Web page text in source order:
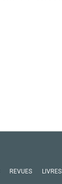
REVUES LIVRES